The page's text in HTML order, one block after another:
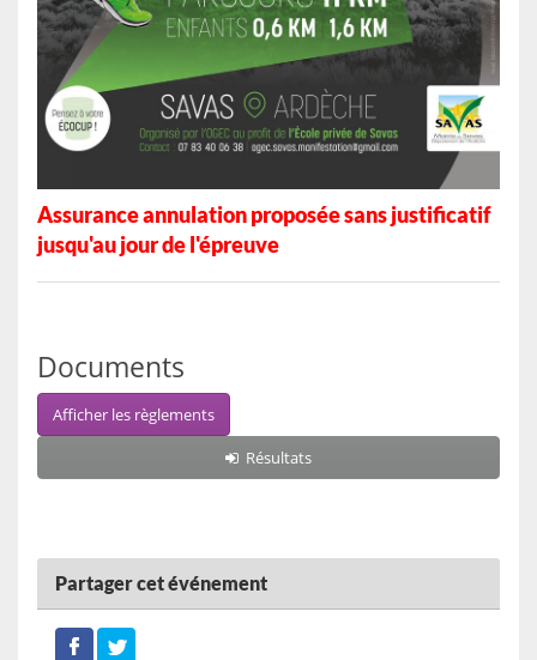
Assurance annulation proposée sans justificatif
jusqu'au jour de l'épreuve
Documents
Afficher les règlements
Résultats
Partager cet événement